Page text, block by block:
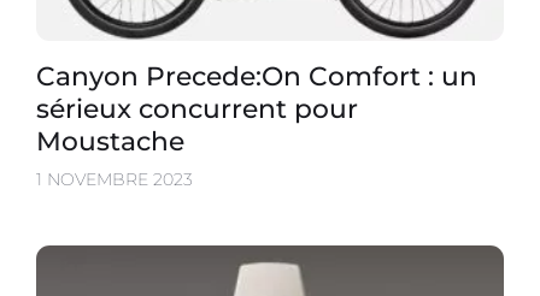
Canyon Precede:On Comfort : un
sérieux concurrent pour
Moustache
1 NOVEMBRE 2023